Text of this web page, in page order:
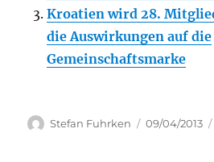
Kroatien wird 28.
die Auswirkungen auf die
Gemeinschaftsmarke
Author
Stefan Fuhrken
Posted
09/04/2013